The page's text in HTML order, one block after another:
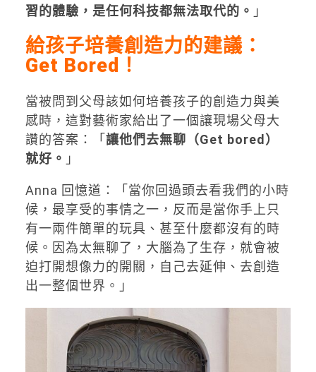
習的體驗，是任何科技都無法取代的。 」
給孩子培養創造力的建議：
Get Bored！
當被問到父母該如何培養孩子的創造力與美
感時，這對藝術家給出了一個讓現場父母大
讚的答案：「讓他們去無聊（Get bored）
就好。 」
Anna 回憶道：「當你回過頭去看我們的小時
候，最享受的事情之一，反而是當你手上只
有一兩件簡單的玩具、甚至什麼都沒有的時
候。因為太無聊了，大腦為了生存，就會被
迫打開想像力的開關，自己去延伸、去創造
出一整個世界。」